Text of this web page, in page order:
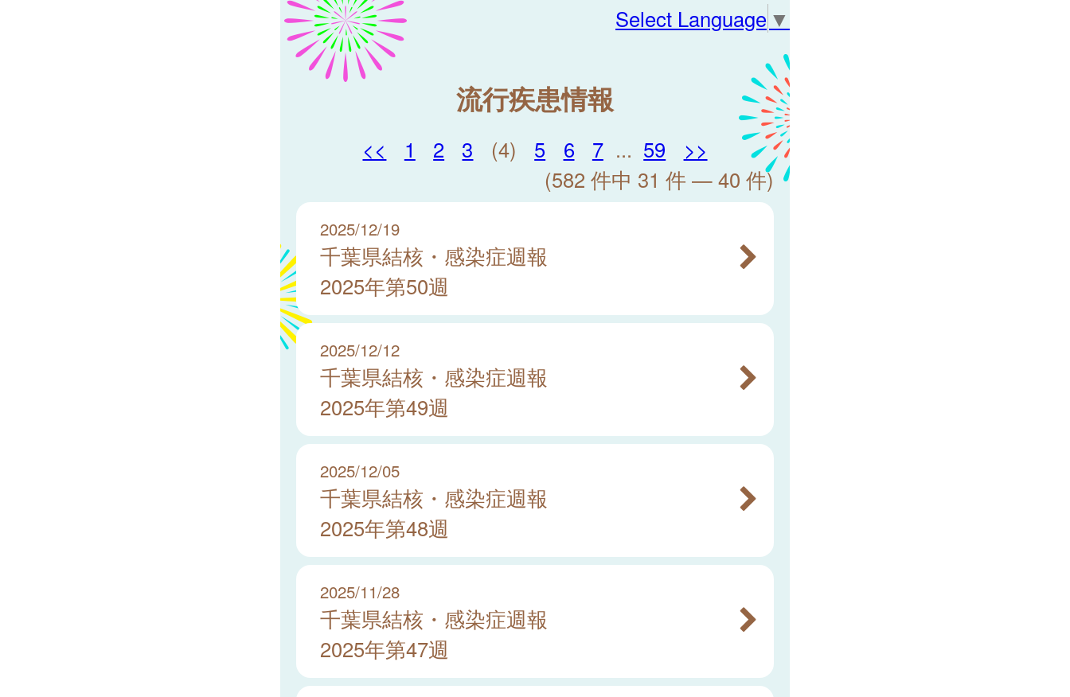
Select Language ▼
流行疾患情報
<< 1 2 3 (4) 5 6 7 ... 59
>>
(582 件中 31 件 — 40 件)
2025/12/19
千葉県結核・感染症週報
2025年第50週
2025/12/12
千葉県結核・感染症週報
2025年第49週
2025/12/05
千葉県結核・感染症週報
2025年第48週
2025/11/28
千葉県結核・感染症週報
2025年第47週